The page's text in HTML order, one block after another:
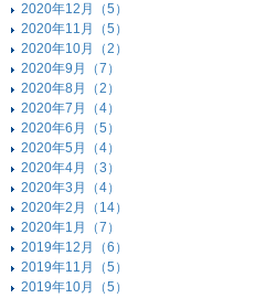
2020年12月（5）
2020年11月（5）
2020年10月（2）
2020年9月（7）
2020年8月（2）
2020年7月（4）
2020年6月（5）
2020年5月（4）
2020年4月（3）
2020年3月（4）
2020年2月（14）
2020年1月（7）
2019年12月（6）
2019年11月（5）
2019年10月（5）